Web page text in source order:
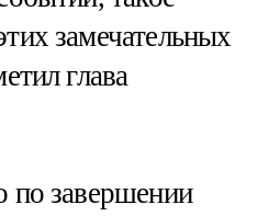
замечательных
глава
по завершении